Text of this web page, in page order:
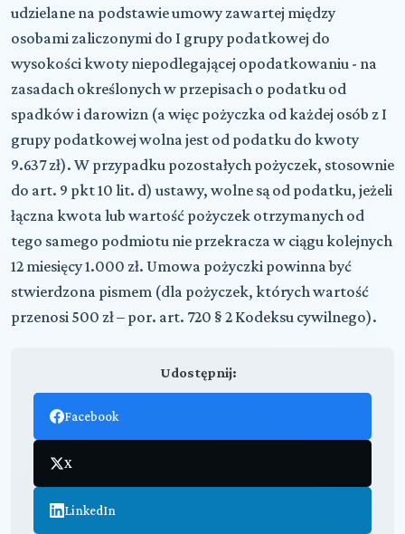
udzielane na podstawie umowy zawartej między
osobami zaliczonymi do I grupy podatkowej do
wysokości kwoty niepodlegającej opodatkowaniu - na
zasadach określonych w przepisach o podatku od
spadków i darowizn (a więc pożyczka od każdej osób z I
grupy podatkowej wolna jest od podatku do kwoty
9.637 zł). W przypadku pozostałych pożyczek, stosownie
do art. 9 pkt 10 lit. d) ustawy, wolne są od podatku, jeżeli
łączna kwota lub wartość pożyczek otrzymanych od
tego samego podmiotu nie przekracza w ciągu kolejnych
12 miesięcy 1.000 zł. Umowa pożyczki powinna być
stwierdzona pismem (dla pożyczek, których wartość
przenosi 500 zł – por. art. 720 § 2 Kodeksu cywilnego).
Udostępnij:
Facebook
X
LinkedIn